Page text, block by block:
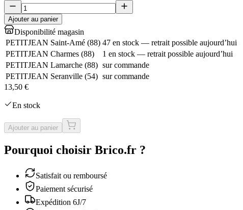
Ajouter au panier
Disponibilité magasin
PETITJEAN Saint-Amé (88) 47 en stock — retrait possible aujourd’hui
PETITJEAN Charmes (88)
1 en stock — retrait possible aujourd’hui
PETITJEAN Lamarche (88) sur commande
PETITJEAN Seranville (54) sur commande
13,50 €
En stock
Ajouter au panier
Pourquoi choisir Brico.fr ?
Satisfait ou remboursé
Paiement sécurisé
Expédition 6J/7